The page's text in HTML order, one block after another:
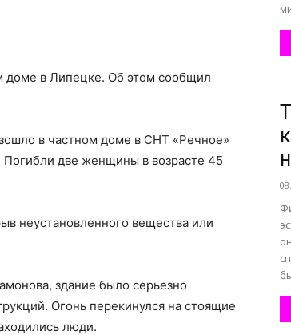
доме в Липецке. Об этом сообщил
в частном доме в СНТ «Речное»
две женщины в возрасте 45
неустановленного вещества или
здание было серьезно
Огонь перекинулся на стоящие
люди.